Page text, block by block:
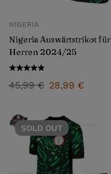
NIGERIA
Nigeria Auswärtstrikot für
Herren 2024/25
45,99€ 28,99 €
SOLD OUT